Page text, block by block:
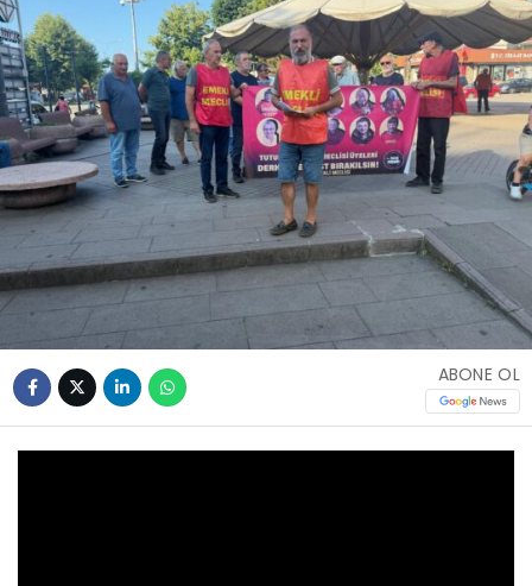
ABONE OL